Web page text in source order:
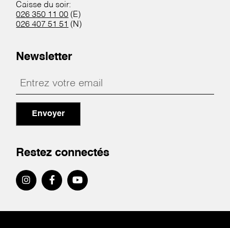
Caisse du soir:
026 350 11 00 (E)
026 407 51 51 (N)
Newsletter
Envoyer
Restez connectés